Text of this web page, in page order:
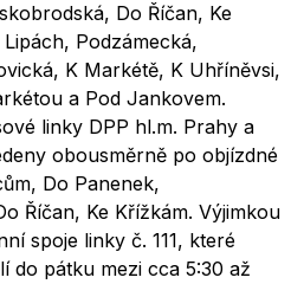
Do Říčan, Ke
Podzámecká,
K Markétě, K Uhříněvsi,
a Pod Jankovem.
linky DPP hl.m. Prahy a
obousměrně po objízdné
Do Panenek,
Říčan, Ke Křížkám. Výjimkou
spoje linky č. 111, které
do pátku mezi cca 5:30 až